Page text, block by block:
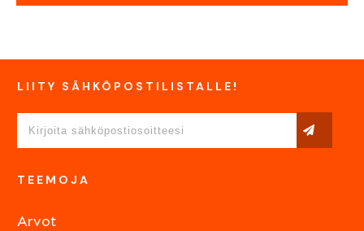
TEEMOJA
Arvot
LIITY SÄHKÖPOSTILISTALLE!